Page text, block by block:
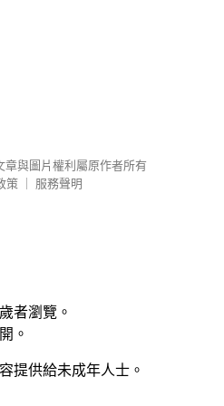
章與圖片權利屬原作者所有
策
服務聲明
者瀏覽。
。
提供給未成年人士。